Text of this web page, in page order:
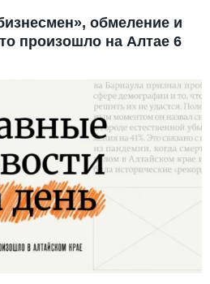
обмеление и
произошло на Алтае 6